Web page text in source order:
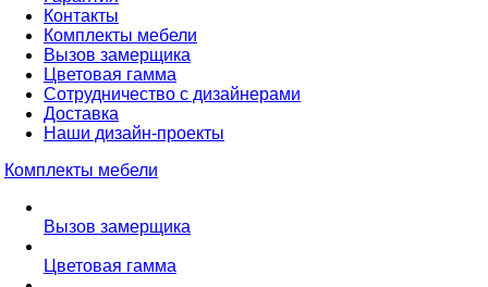
Контакты
Комплекты мебели
Вызов замерщика
Цветовая гамма
Сотрудничество с дизайнерами
Доставка
Наши дизайн-проекты
Комплекты мебели
Вызов замерщика
Цветовая гамма